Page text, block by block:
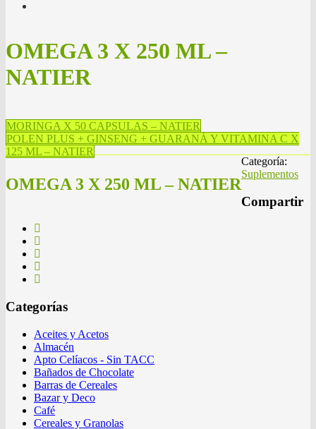
OMEGA 3 X 250 ML –
NATIER
MORINGA X 50 CAPSULAS – NATIER
POLEN PLUS + GINSENG + GUARANÁ Y VITAMINA C X
125 ML – NATIER
OMEGA 3 X 250 ML – NATIER
Categoría:
Suplementos
Compartir
Categorías
Aceites y Acetos
Almacén
Apto Celíacos - Sin TACC
Bañados de Chocolate
Barras de Cereales
Bazar y Deco
Café
Cereales y Granolas